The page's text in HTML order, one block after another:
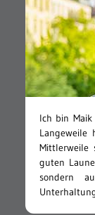
Ich bin
Langeweile
Mittlerweile
guten
sondern